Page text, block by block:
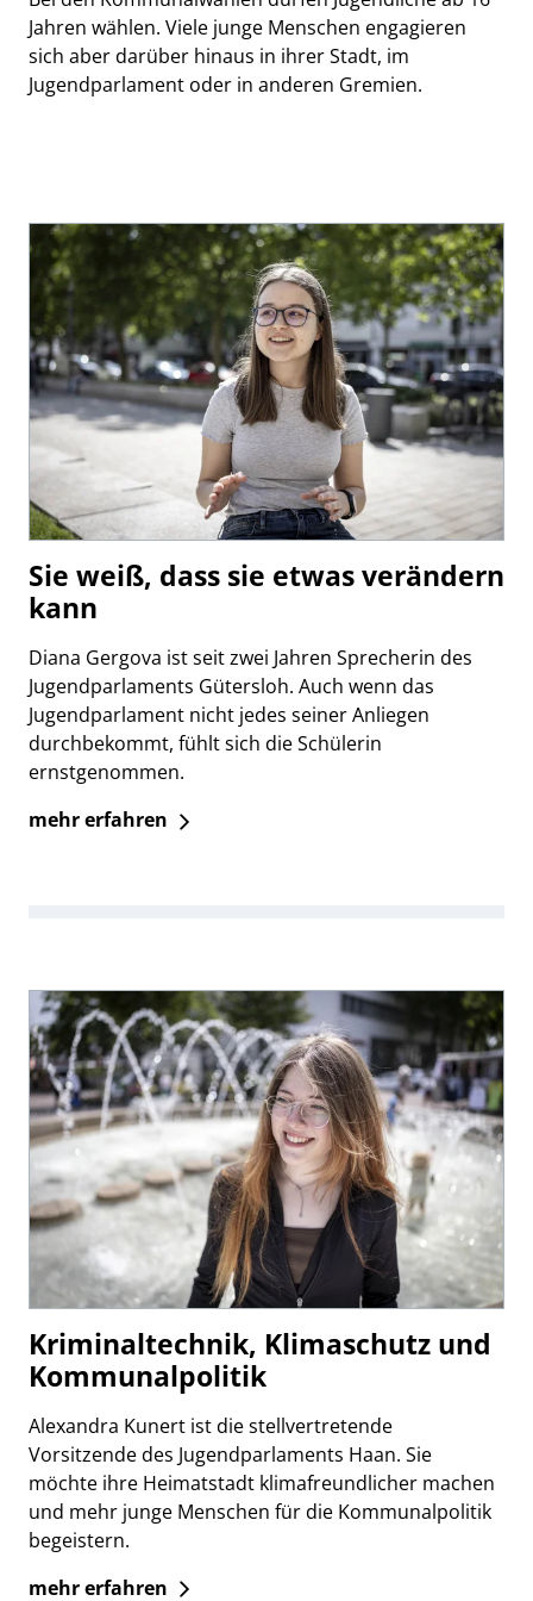
Jahren wählen. Viele junge Menschen engagieren
sich aber darüber hinaus in ihrer Stadt, im
Jugendparlament oder in anderen Gremien.
Sie weiß, dass sie etwas verändern
kann
Diana Gergova ist seit zwei Jahren Sprecherin des
Jugendparlaments Gütersloh. Auch wenn das
Jugendparlament nicht jedes seiner Anliegen
durchbekommt, fühlt sich die Schülerin
ernstgenommen.
mehr erfahren
Kriminaltechnik, Klimaschutz und
Kommunalpolitik
Alexandra Kunert ist die stellvertretende
Vorsitzende des Jugendparlaments Haan. Sie
möchte ihre Heimatstadt klimafreundlicher machen
und mehr junge Menschen für die Kommunalpolitik
begeistern.
mehr erfahren